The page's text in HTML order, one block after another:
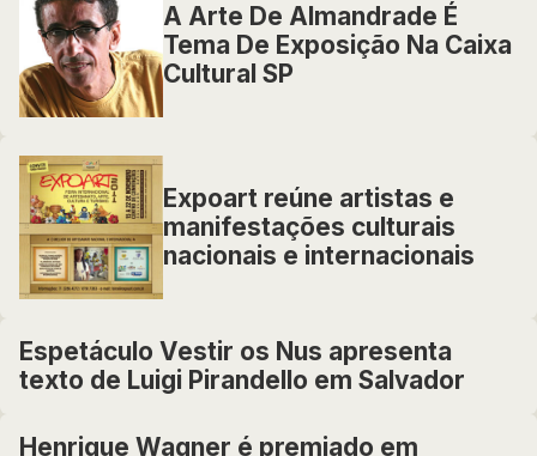
A Arte De Almandrade É
Tema De Exposição Na Caixa
Cultural SP
Expoart reúne artistas e
manifestações culturais
nacionais e internacionais
Espetáculo Vestir os Nus apresenta
texto de Luigi Pirandello em Salvador
Henrique Wagner é premiado em